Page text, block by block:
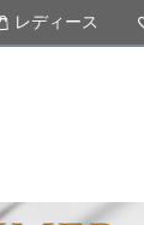
レディース